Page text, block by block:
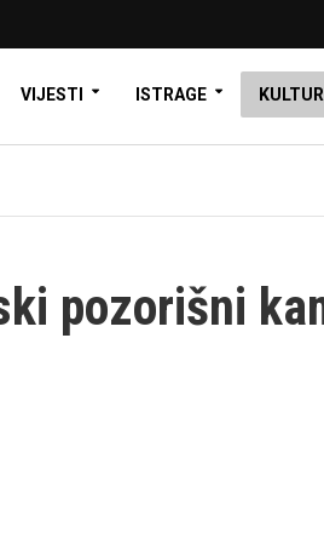
VIJESTI ISTRAGE
pozorišni